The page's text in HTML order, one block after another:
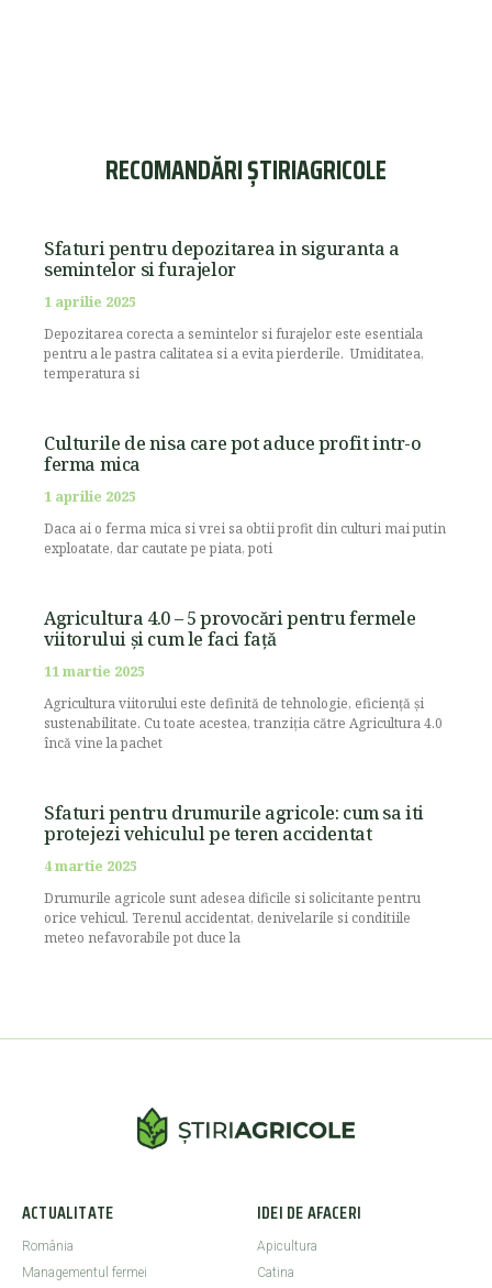
RECOMANDĂRI ȘTIRIAGRICOLE
Sfaturi pentru depozitarea in siguranta a
semintelor si furajelor
1 aprilie 2025
Depozitarea corecta a semintelor si furajelor este esentiala
pentru a le pastra calitatea si a evita pierderile. Umiditatea,
temperatura si
Culturile de nisa care pot aduce profit intr-o
ferma mica
1 aprilie 2025
Daca ai o ferma mica si vrei sa obtii profit din culturi mai putin
exploatate, dar cautate pe piata, poti
Agricultura 4.0 – 5 provocări pentru fermele
viitorului și cum le faci față
11 martie 2025
Agricultura viitorului este definită de tehnologie, eficiență și
sustenabilitate. Cu toate acestea, tranziția către Agricultura 4.0
încă vine la pachet
Sfaturi pentru drumurile agricole: cum sa iti
protejezi vehiculul pe teren accidentat
4 martie 2025
Drumurile agricole sunt adesea dificile si solicitante pentru
orice vehicul. Terenul accidentat, denivelarile si conditiile
meteo nefavorabile pot duce la
ACTUALITATE
România
Managementul fermei
IDEI DE AFACERI
Apicultura
Catina